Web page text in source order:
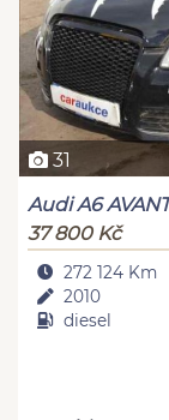
31
Audi A6
37 800 Kč
272 124 Km
2010
diesel